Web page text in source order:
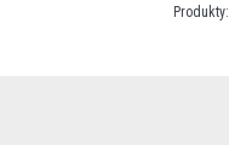
Produkty: